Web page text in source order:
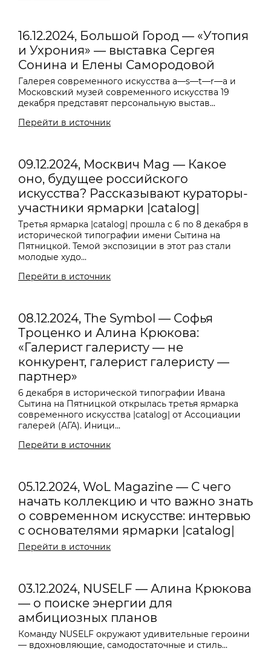
16.12.2024, Большой Город — «Утопия
и Ухрония» — выставка Сергея
Сонина и Елены Самородовой
Галерея современного искусства a—s—t—r—a и
Московский музей современного искусства 19
декабря представят персональную выстав...
Перейти в источник
09.12.2024, Москвич Mag — Какое
оно, будущее российского
искусства? Рассказывают кураторы-
участники ярмарки |catalog|
Третья ярмарка |catalog| прошла с 6 по 8 декабря в
исторической типографии имени Сытина на
Пятницкой. Темой экспозиции в этот раз стали
молодые худо...
Перейти в источник
08.12.2024, The Symbol — Софья
Троценко и Алина Крюкова:
«Галерист галеристу — не
конкурент, галерист галеристу —
партнер»
6 декабря в исторической типографии Ивана
Сытина на Пятницкой открылась третья ярмарка
современного искусства |catalog| от Ассоциации
галерей (АГА). Иници...
Перейти в источник
05.12.2024, WoL Magazine — С чего
начать коллекцию и что важно знать
о современном искусстве: интервью
с основателями ярмарки |catalog|
Перейти в источник
03.12.2024, NUSELF — Алина Крюкова
— о поиске энергии для
амбициозных планов
Команду NUSELF окружают удивительные героини
— вдохновляющие, самодостаточные и стиль...